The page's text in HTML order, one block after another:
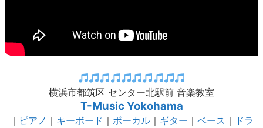
横浜市都筑区 センター北駅前 音楽教室
T-Music Yokohama
｜ ピアノ ｜ キーボード ｜ ボーカル ｜ ギター ｜ ベース ｜ ドラ